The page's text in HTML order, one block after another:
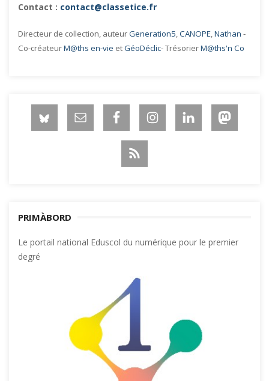
Contact : contact@classetice.fr
Directeur de collection, auteurGeneration5 CANOPE Nathan -
Co-créateurM@ths en-vie etGéoDéclic- TrésorierM@ths'n Co
PRIMÀBORD
Le portail national Eduscol du numérique pour le premier
degré